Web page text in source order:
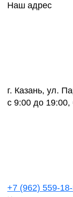
Наш адрес
г. Казань, ул.
с 9:00 до
+7 (962) 559-